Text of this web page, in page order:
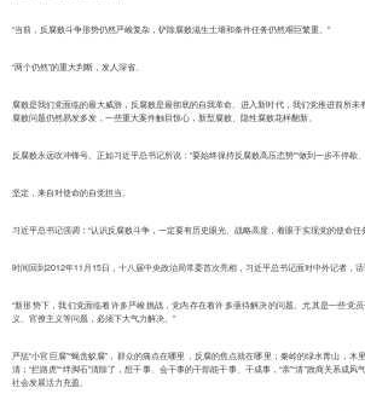
“当前，反腐败斗争形势仍然严峻复杂，铲除腐败滋生土壤和条件任务仍然艰巨繁重。”
“两个仍然”的重大判断，发人深省。
腐败是我们党面临的最大威胁，反腐败是最彻底的自我革命。进入新时代，我们党推进前所未
腐败问题仍然易发多发，一些重大案件触目惊心，新型腐败、隐性腐败花样翻新。
反腐败永远吹冲锋号。正如习近平总书记所说：“要始终保持反腐败高压态势”“做到一步不停歇、
坚定，来自对使命的自觉担当。
习近平总书记强调：“认识反腐败斗争，一定要有历史眼光、战略高度，着眼于实现党的使命任
时间回到2012年11月15日，十八届中央政治局常委首次亮相，习近平总书记面对中外记者，话
“新形势下，我们党面临着许多严峻挑战，党内存在着许多亟待解决的问题。尤其是一些党
义、官僚主义等问题，必须下大气力解决。”
严惩“小官巨腐”“蝇贪蚁腐”，群众的痛点在哪里，反腐的焦点就在哪里；秦岭的绿水青山，
清；“拦路虎”“绊脚石”清除了，想干事、会干事的干部能干事、干成事，“亲”“清”政商关系
社会发展活力充盈。